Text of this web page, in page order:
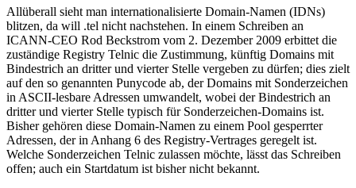
Allüberall sieht man internationalisierte Domain-Namen (IDNs)
blitzen, da will .tel nicht nachstehen. In einem Schreiben an
ICANN-CEO Rod Beckstrom vom 2. Dezember 2009 erbittet die
zuständige Registry Telnic die Zustimmung, künftig Domains mit
Bindestrich an dritter und vierter Stelle vergeben zu dürfen; dies zielt
auf den so genannten Punycode ab, der Domains mit Sonderzeichen
in ASCII-lesbare Adressen umwandelt, wobei der Bindestrich an
dritter und vierter Stelle typisch für Sonderzeichen-Domains ist.
Bisher gehören diese Domain-Namen zu einem Pool gesperrter
Adressen, der in Anhang 6 des Registry-Vertrages geregelt ist.
Welche Sonderzeichen Telnic zulassen möchte, lässt das Schreiben
offen; auch ein Startdatum ist bisher nicht bekannt.